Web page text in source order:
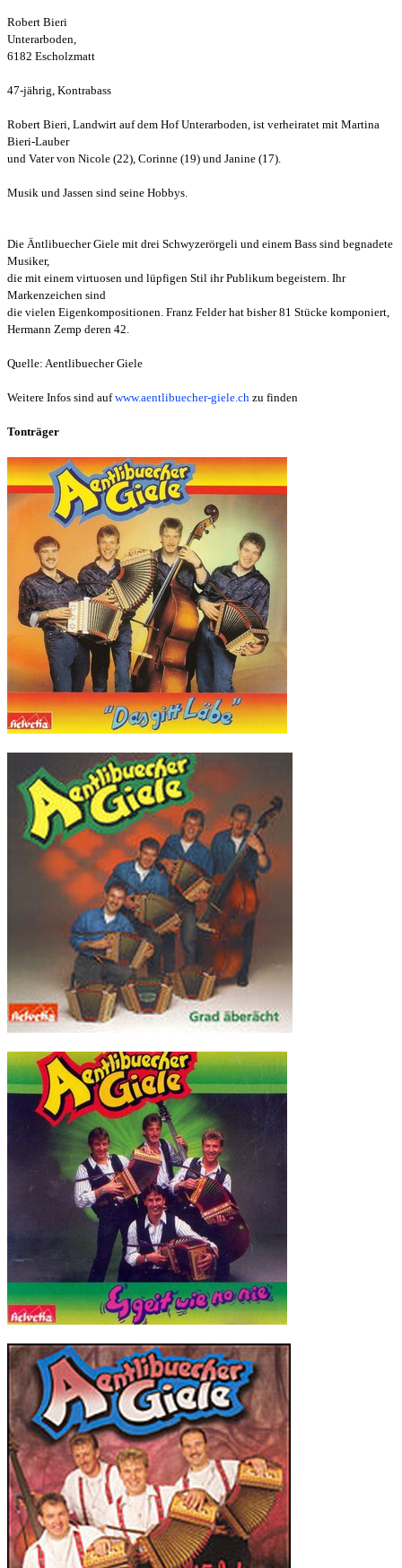
Robert Bieri
Unterarboden,
6182 Escholzmatt
47-jährig, Kontrabass
Robert Bieri, Landwirt auf dem Hof Unterarboden, ist verheiratet mit Martina
Bieri-Lauber
und Vater von Nicole (22), Corinne (19) und Janine (17).
Musik und Jassen sind seine Hobbys.
Die Äntlibuecher Giele mit drei Schwyzerörgeli und einem Bass sind begnadete
Musiker,
die mit einem virtuosen und lüpfigen Stil ihr Publikum begeistern. Ihr
Markenzeichen sind
die vielen Eigenkompositionen. Franz Felder hat bisher 81 Stücke komponiert,
Hermann Zemp deren 42.
Quelle: Aentlibuecher Giele
Weitere Infos sind aufwww.aentlibuecher-giele.ch zu finden
Tonträger